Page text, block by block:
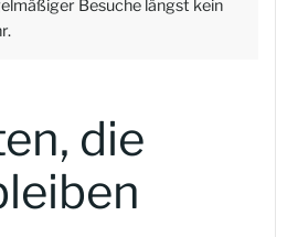
Besuche längst kein
die